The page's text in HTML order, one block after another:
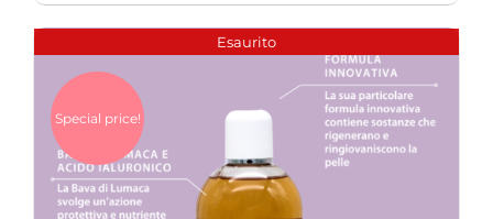
Esaurito
Special price!